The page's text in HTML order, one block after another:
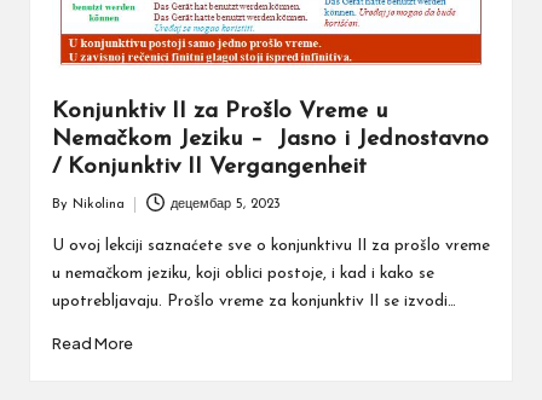
Konjunktiv II za Prošlo Vreme u
Nemačkom Jeziku – Jasno i Jednostavno
/ Konjunktiv II Vergangenheit
by
By Nikolina децембар 5, 2023
U ovoj lekciji saznaćete sve o konjunktivu II za prošlo vreme
u nemačkom jeziku, koji oblici postoje, i kad i kako se
upotrebljavaju. Prošlo vreme za konjunktiv II se izvodi…
Read More